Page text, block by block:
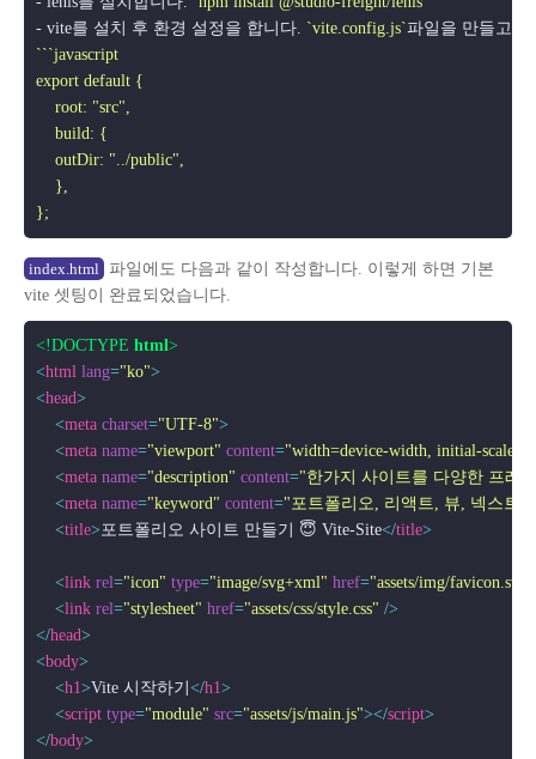
- vite를 설치 후 환경 설정을 합니다. `vite.config.js`
```javascript
export default {
    root: "src",
    build: {
    outDir: "../public",
    },
index.html
파일에도 다음과 같이 작성합니다. 이렇게 하면 기본
vite 셋팅이 완료되었습니다.
<!DOCTYPE html>
<html lang="ko">
<head>
<meta charset="UTF-8">
<meta name="viewport" content="width=device-width, initial-
<meta name="description" content="한가지 사이트를 다양한 프레
<meta name="keyword" content="포트폴리오, 리액트, 뷰, 넥스트,
<title>포트폴리오 사이트 만들기 😇 Vite-Site</title>
<link rel="icon" type="image/svg+xml" href="assets/img/favicon.svg"
<link rel="stylesheet" href="assets/css/style.css" />
</head>
<body>
<h1>Vite 시작하기 </h1>
<script type="module" src="assets/js/main.js"></script>
</body>